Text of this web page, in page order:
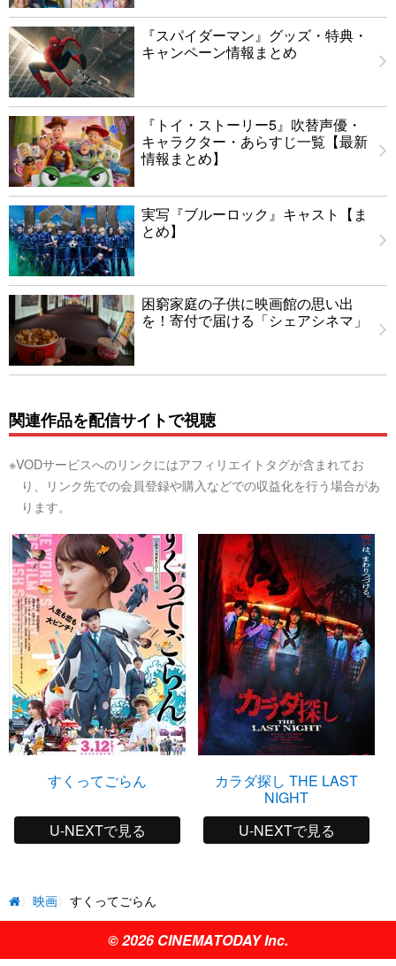
『スパイダーマン』グッズ・特典・
キャンペーン情報まとめ
『トイ・ストーリー5』吹替声優・
キャラクター・あらすじ一覧【最新
情報まとめ】
実写『ブルーロック』キャスト【ま
とめ】
困窮家庭の子供に映画館の思い出
を！寄付で届ける「シェアシネマ」
関連作品を配信サイトで視聴
※VODサービスへのリンクにはアフィリエイトタグが含まれてお
り、リンク先での会員登録や購入などでの収益化を行う場合があ
ります。
すくってごらん
U-NEXTで見る
カラダ探し THE LAST
NIGHT
U-NEXTで見る
映画 すくってごらん
© 2026 CINEMATODAY Inc.